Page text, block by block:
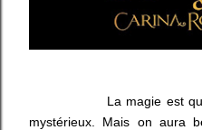
La magie est
mystérieux. Mais on aura